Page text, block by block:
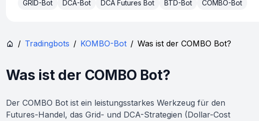
GRID-Bot DCA-Bot DCA Futures Bot BTD-Bot COMBO-Bot
/ Tradingbots / KOMBO-Bot / Was ist der COMBO Bot?
Was ist der COMBO Bot?
Der COMBO Bot ist ein leistungsstarkes Werkzeug für den
Futures-Handel, das Grid- und DCA-Strategien (Dollar-Cost